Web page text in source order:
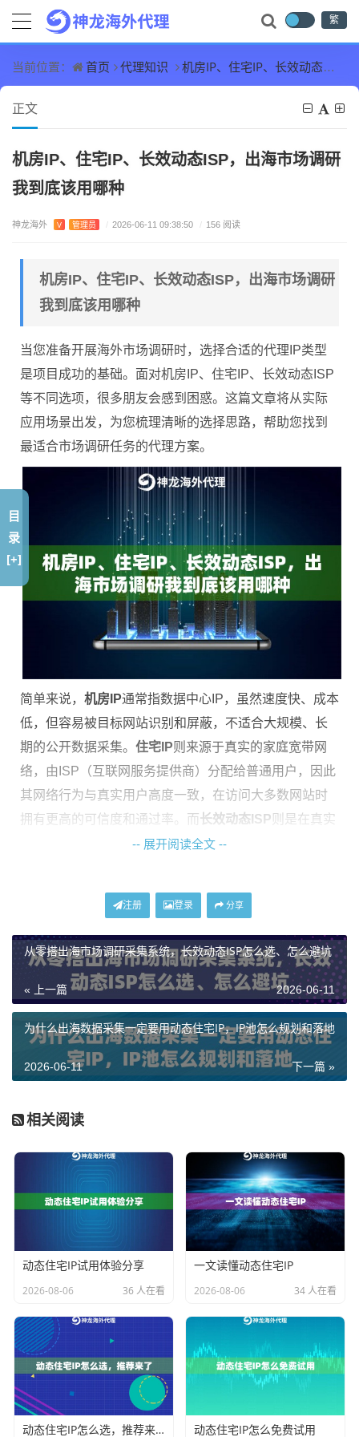
繁
当前位置： 首页 代理知识 机房IP、住宅IP、长效动态ISP，出海市场调研我到底该用哪种
正文
机房IP、住宅IP、长效动态ISP，出海市场调研
我到底该用哪种
神龙海外 V 管理员 / 2026-06-11 09:38:50 / 156 阅读
机房IP、住宅IP、长效动态ISP，出海市场调研
我到底该用哪种
当您准备开展海外市场调研时，选择合适的代理IP类型
是项目成功的基础。面对机房IP、住宅IP、长效动态ISP
等不同选项，很多朋友会感到困惑。这篇文章将从实际
应用场景出发，为您梳理清晰的选择思路，帮助您找到
最适合市场调研任务的代理方案。
简单来说， 机房IP通常指数据中心IP，虽然速度快、成本
低，但容易被目标网站识别和屏蔽，不适合大规模、长
期的公开数据采集。 住宅IP则来源于真实的家庭宽带网
络，由ISP（互联网服务提供商）分配给普通用户，因此
其网络行为与真实用户高度一致，在访问大多数网站时
拥有更高的可信度和通过率。而长效动态ISP则是在真实
住宅IP的基础上，提供了更长的会话保持时间与动态轮
为什么市场调研首选住宅与长效ISP代理？
市场调研的核心在于获取真实、准确、全面的数据。许
多海外网站，尤其是电商平台、社交媒体、本地生活服
务类网站，都部署了先进的反爬虫机制。它们会通过多
种技术手段识别并拦截来自数据中心IP的访问请求。
神龙海外动态IP这类基于真实住宅网络的代理服
务，您的每一次请求都像是来自目标国家某个普通家庭
险，确保您的调研脚本能够持续、稳定地从目标网站收
集价格信息、用户评论、产品列表、营销内容等关键数
据。对于需要长期监测市场动态、竞争对手策略的项目
而言，这种稳定性和可靠性至关重要。
详解不同代理IP套餐的适用场景
明确了住宅IP的优势后，我们还需要根据调研项目的具
选择。下表清晰地对比了不同套餐的核心特点：
套餐
类型
核心特点 适用调研场景
动
态
覆盖美、日、英、韩
等主流市场，IP真实
常规竞品价格监控、社交
媒体趋势抓取、区域性广
-- 展开阅读全文 --
注册 登录 分享
从零搭出海市场调研采集系统，长效动态ISP怎么选、怎么避坑
« 上一篇 2026-06-11
为什么出海数据采集一定要用动态住宅IP，IP池怎么规划和落地
下一篇 »
2026-06-11
相关阅读
动态住宅IP试用体验分享
2026-08-06 36 人在看
一文读懂动态住宅IP
2026-08-06 34 人在看
动态住宅IP怎么选，推荐来了 动态住宅IP怎么免费试用
目
录
[+]